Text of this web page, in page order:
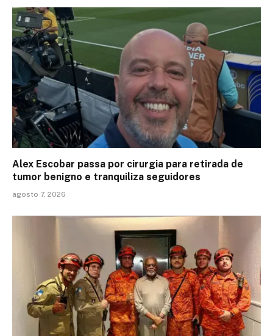
Alex Escobar passa por cirurgia para retirada de
tumor benigno e tranquiliza seguidores
agosto 7, 2026